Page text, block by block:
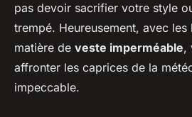
Océane•21 mars 2024•2 min de
pas devoir sacrifier votre style
trempé. Heureusement, avec
matière de veste imperméable,
affronter les caprices de la
impeccable.